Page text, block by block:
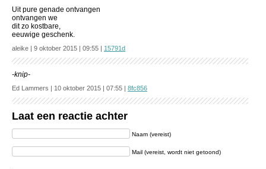
Uit pure genade ontvangen
ontvangen we
dit zo kostbare,
eeuwige geschenk.
aleike | 9 oktober 2015 | 09:55 | 15791d
-knip-
Ed Lammers | 10 oktober 2015 | 07:55 | 8fc856
Laat een reactie achter
Naam (vereist)
Mail (vereist, wordt niet getoond)